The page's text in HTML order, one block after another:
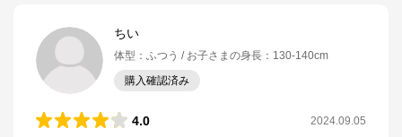
ちい
体型 ： ふつう お子さまの身長 ： 130-140cm
購入確認済み
4.0 2024.09.05